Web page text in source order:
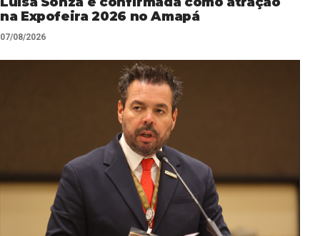
na Expofeira 2026 no Amapá
07/08/2026